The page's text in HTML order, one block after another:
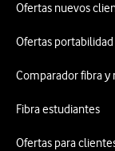
Ofertas nuevos
Ofertas
Comparador fibra y
Fibra estudiantes
Ofertas para